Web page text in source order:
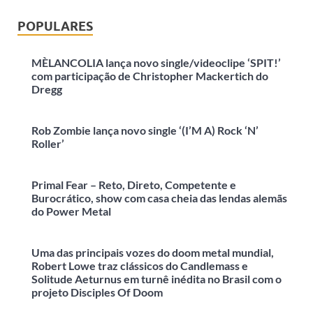
POPULARES
MÈLANCOLIA lança novo single/videoclipe ‘SPIT!’
com participação de Christopher Mackertich do
Dregg
Rob Zombie lança novo single ‘(I’M A) Rock ‘N’
Roller’
Primal Fear – Reto, Direto, Competente e
Burocrático, show com casa cheia das lendas alemãs
do Power Metal
Uma das principais vozes do doom metal mundial,
Robert Lowe traz clássicos do Candlemass e
Solitude Aeturnus em turnê inédita no Brasil com o
projeto Disciples Of Doom